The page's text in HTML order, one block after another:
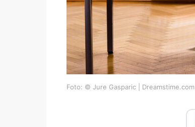
Foto: © Jure Gasparic | Dreamstime.com